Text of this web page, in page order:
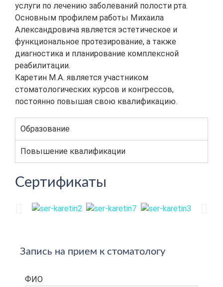
услуги по лечению заболеваний полости рта.
Основным профилем работы Михаила
Александровича является эстетическое и
функциональное протезирование, а также
диагностика и планирование комплексной
реабилитации.
Каретин М.А. является участником
стоматологических курсов и конгрессов,
постоянно повышая свою квалификацию.
Образование
Повышение квалификации
Сертификаты
Запись на прием к стоматологу
ФИО